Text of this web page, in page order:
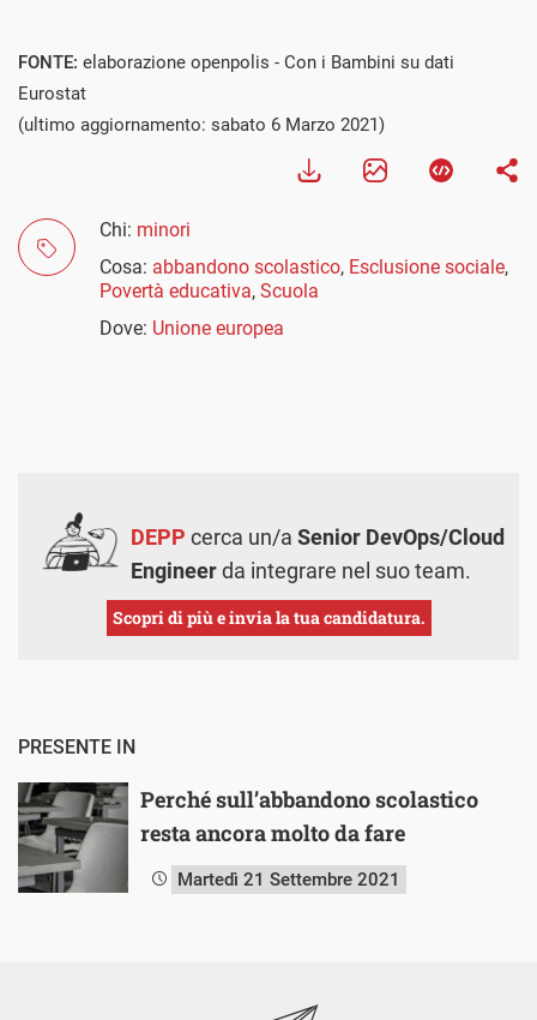
FONTE: elaborazione openpolis - Con i Bambini su dati
Eurostat
(ultimo aggiornamento: sabato 6 Marzo 2021)
Chi: minori
Cosa: abbandono scolastico, Esclusione sociale,
Povertà educativa, Scuola
Dove: Unione europea
DEPP cerca un/a Senior DevOps/Cloud
Engineerda integrare nel suo team.
Scopri di più e invia la tua candidatura.
PRESENTE IN
Perché sull’abbandono scolastico
resta ancora molto da fare
Martedì 21 Settembre 2021